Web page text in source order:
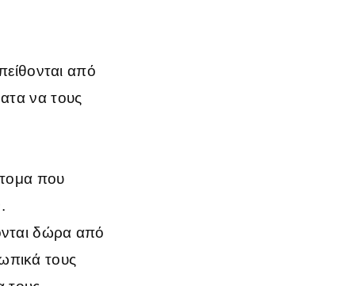
από
να τους
που
δώρα από
τους